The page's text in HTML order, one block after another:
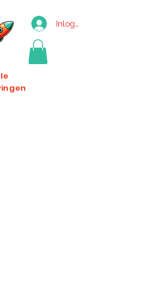
Inloggen